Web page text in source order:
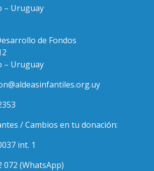
– Uruguay
de Fondos
– Uruguay
/ Cambios en tu donación:
int. 1
072 (WhatsApp)